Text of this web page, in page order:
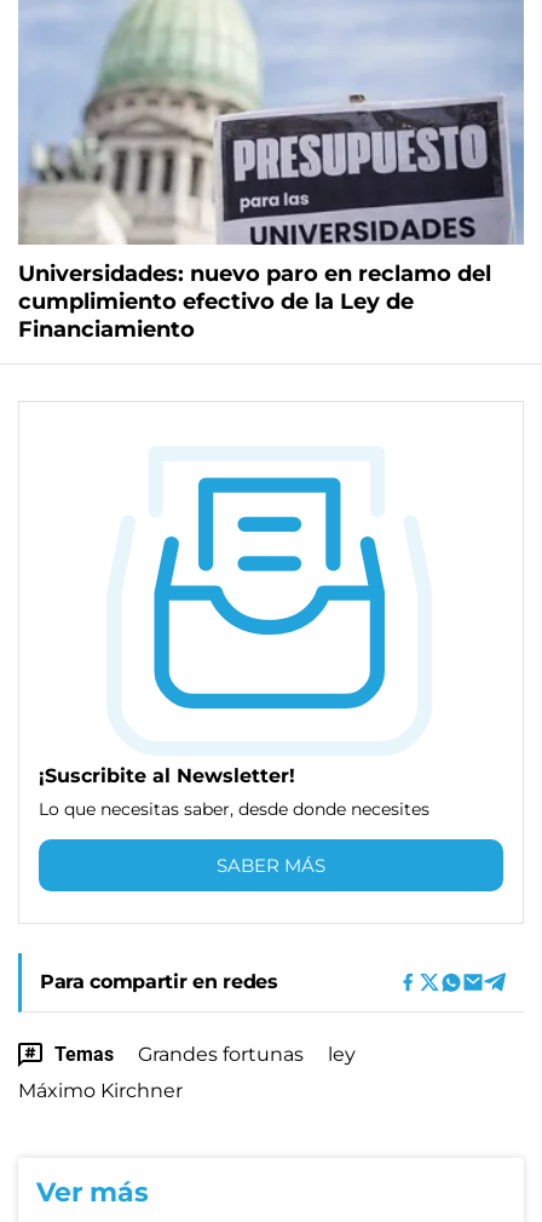
Universidades: nuevo paro en reclamo del
cumplimiento efectivo de la Ley de
Financiamiento
¡Suscribite al Newsletter!
Lo que necesitas saber, desde donde necesites
SABER MÁS
Para compartir en redes
Temas Grandes fortunas
ley
Máximo Kirchner
Ver más